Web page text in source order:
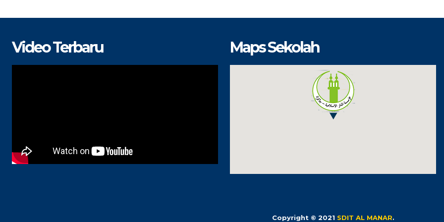
Video Terbaru Maps Sekolah
Copyright © 2021 SDIT AL MANAR.